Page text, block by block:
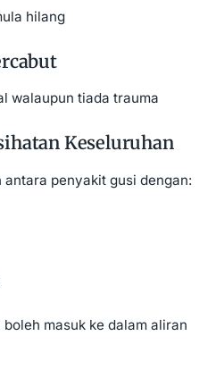
hilang
walaupun tiada trauma
Keseluruhan
penyakit gusi dengan:
masuk ke dalam aliran